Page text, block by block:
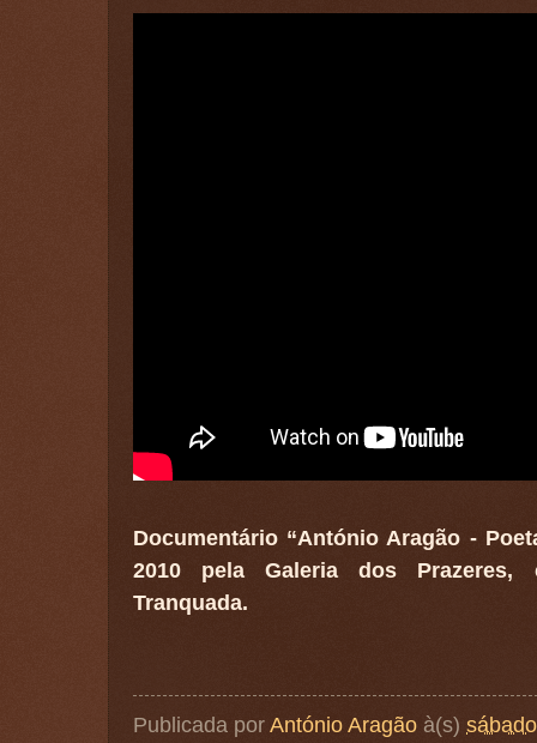
Documentário “António Aragão -
2010 pela Galeria dos
Tranquada.
Publicada por António Aragão à(s)